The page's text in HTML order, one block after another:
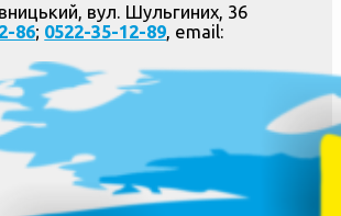
вул. Шульгиних, 36
86; 0522-35-12-89, email: